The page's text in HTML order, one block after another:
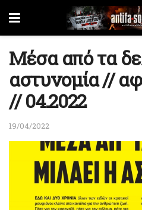
Μέσα από τα
αστυνομία //
// 04.2022
19/04/2022